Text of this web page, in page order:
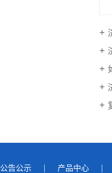
公告公示 产品中心